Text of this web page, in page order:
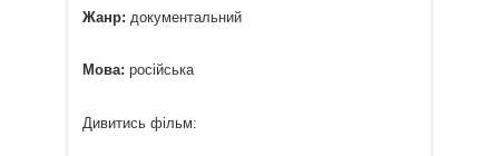
Жанр: документальний
Мова: російська
Дивитись фільм: